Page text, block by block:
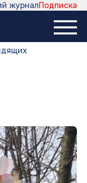
Подписка
журнал